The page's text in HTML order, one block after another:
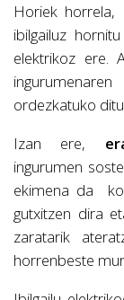
Horiek horrela,
ibilgailuz
elektrikoz ere.
ordezkatuko
Izan ere,
ingurumen
ekimena da
gutxitzen dira
zaratarik
horrenbeste